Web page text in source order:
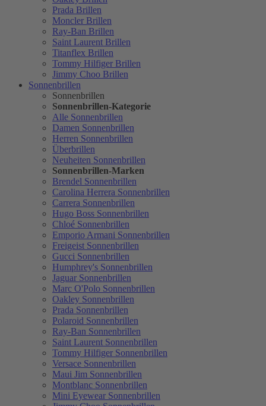
Prada Brillen
Moncler Brillen
Ray-Ban Brillen
Saint Laurent Brillen
Titanflex Brillen
Tommy Hilfiger Brillen
Jimmy Choo Brillen
Sonnenbrillen
Sonnenbrillen
Sonnenbrillen-Kategorie
Alle Sonnenbrillen
Damen Sonnenbrillen
Herren Sonnenbrillen
Überbrillen
Neuheiten Sonnenbrillen
Sonnenbrillen-Marken
Brendel Sonnenbrillen
Carolina Herrera Sonnenbrillen
Carrera Sonnenbrillen
Hugo Boss Sonnenbrillen
Chloé Sonnenbrillen
Emporio Armani Sonnenbrillen
Freigeist Sonnenbrillen
Gucci Sonnenbrillen
Humphrey's Sonnenbrillen
Jaguar Sonnenbrillen
Marc O'Polo Sonnenbrillen
Oakley Sonnenbrillen
Prada Sonnenbrillen
Polaroid Sonnenbrillen
Ray-Ban Sonnenbrillen
Saint Laurent Sonnenbrillen
Tommy Hilfiger Sonnenbrillen
Versace Sonnenbrillen
Maui Jim Sonnenbrillen
Montblanc Sonnenbrillen
Mini Eyewear Sonnenbrillen